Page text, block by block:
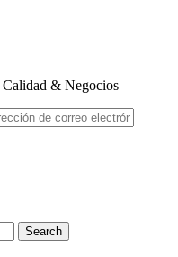
Calidad & Negocios
Search